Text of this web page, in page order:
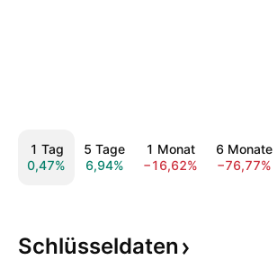
1 Tag
0,47%
5 Tage
6,94%
1 Monat
−16,62%
6 Monate
−76,77%
Schlüsseldaten